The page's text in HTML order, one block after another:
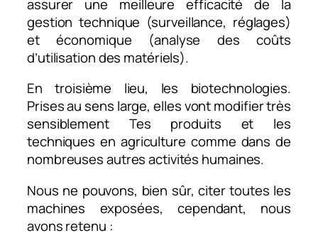
assurer une meilleure efficacité de la
gestion technique (surveillance, réglages)
et économique (analyse des coûts
d’utilisation des matériels).
En troisième lieu, les biotechnologies.
Prises au sens large, elles vont modifier très
sensiblement Tes produits et les
techniques en agriculture comme dans de
nombreuses autres activités humaines.
Nous ne pouvons, bien sûr, citer toutes les
machines exposées, cependant, nous
avons retenu :